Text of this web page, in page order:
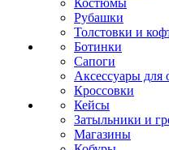
Костюмы
Рубашки
Толстовки и
Ботинки
Сапоги
Аксессуары для
Кроссовки
Кейсы
Затыльники и
Магазины